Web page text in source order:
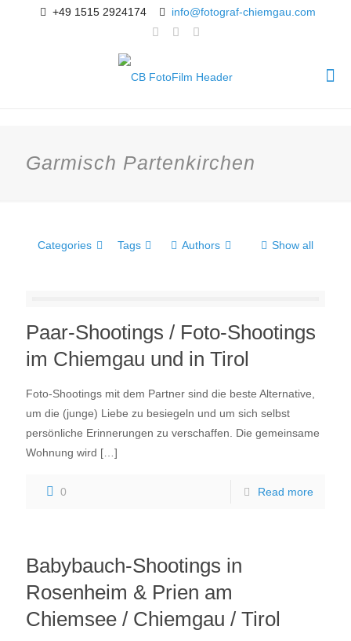
+49 1515 2924174 info@fotograf-chiemgau.com
Garmisch Partenkirchen
Categories Tags Authors Show all
Paar-Shootings / Foto-Shootings
im Chiemgau und in Tirol
Foto-Shootings mit dem Partner sind die beste Alternative,
um die (junge) Liebe zu besiegeln und um sich selbst
persönliche Erinnerungen zu verschaffen. Die gemeinsame
Wohnung wird […]
0 Read more
Babybauch-Shootings in
Rosenheim & Prien am
Chiemsee / Chiemgau / Tirol